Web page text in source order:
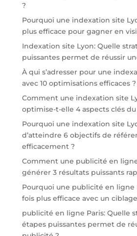
?
Pourquoi une indexation site
plus efficace pour gagner en
Indexation site Lyon: Quelle
puissantes permet de réussir
À qui s’adresser pour une
avec 10 optimisations efficaces ?
Comment une indexation site
optimise-t-elle 4 aspects clés du
Pourquoi une indexation site
d’atteindre 6 objectifs de
efficacement ?
Comment une publicité en
générer 3 résultats puissants
Pourquoi une publicité en ligne
fois plus efficace avec un
publicité en ligne Paris: Quelle
étapes puissantes permet de